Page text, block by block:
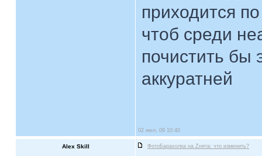
приходится
чтоб среди
почистить бы
аккуратней
02 июл, 09 10:40
Alex Skill ФотоБарахолка на Zнята: что изменить?